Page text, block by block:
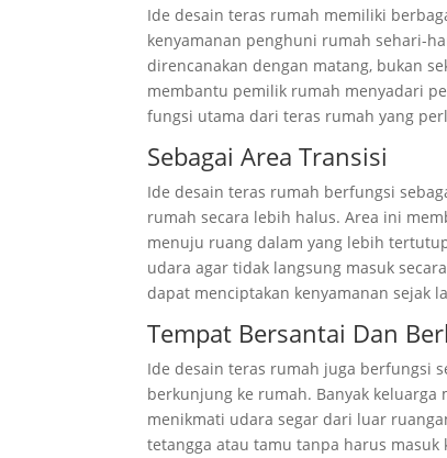
Ide desain teras rumah memiliki
kenyamanan penghuni rumah sehari-
direncanakan dengan matang, bukan
membantu pemilik rumah menyadari
fungsi utama dari teras rumah yang
Sebagai Area Transisi
Ide desain teras rumah berfungsi
rumah secara lebih halus. Area ini
menuju ruang dalam yang lebih
udara agar tidak langsung masuk
dapat menciptakan kenyamanan sejak
Tempat Bersantai Dan
Ide desain teras rumah juga berfungsi
berkunjung ke rumah. Banyak
menikmati udara segar dari luar
tetangga atau tamu tanpa harus